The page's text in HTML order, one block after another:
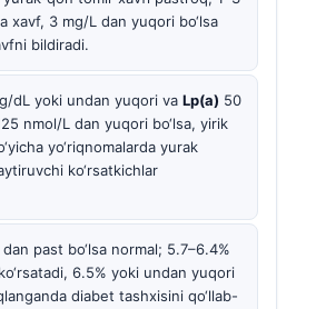
xavf, 3 mg/L dan yuqori bo‘lsa
bildiradi.
dL yoki undan yuqori va Lp(a) 50
nmol/L dan yuqori bo‘lsa, yirik
yo‘riqnomalarda yurak
ko‘rsatkichlar
dan past bo‘lsa normal; 5.7–6.4%
6.5% yoki undan yuqori
diabet tashxisini qo‘llab-